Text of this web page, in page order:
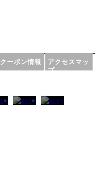
クーポン情報
アクセスマッ
プ